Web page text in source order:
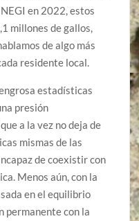
en 2022, estos
millones de gallos,
de algo más
residente local.
estadísticas
presión
a la vez no deja de
mismas de las
de coexistir con
Menos aún, con la
en el equilibrio
permanente con la